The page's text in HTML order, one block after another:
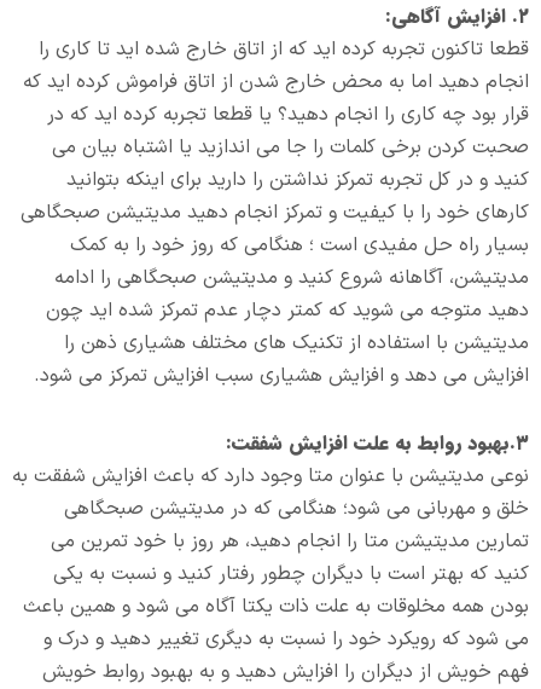
۲. افزایش آگاهی:
قطعا تاکنون تجربه کرده اید که از اتاق خارج شده اید تا کاری را
انجام دهید اما به محض خارج شدن از اتاق فراموش کرده اید که
قرار بود چه کاری را انجام دهید؟ یا قطعا تجربه کرده اید که در
صحبت کردن برخی کلمات را جا می اندازید یا اشتباه بیان می
کنید و در کل تجربه تمرکز نداشتن را دارید برای اینکه بتوانید
کارهای خود را با کیفیت و تمرکز انجام دهید مدیتیشن صبحگاهی
بسیار راه حل مفیدی است ؛ هنگامی که روز خود را به کمک
مدیتیشن، آگاهانه شروع کنید و مدیتیشن صبحگاهی را ادامه
دهید متوجه می شوید که کمتر دچار عدم تمرکز شده اید چون
مدیتیشن با استفاده از تکنیک های مختلف هشیاری ذهن را
افزایش می دهد و افزایش هشیاری سبب افزایش تمرکز می شود.
۳.بهبود روابط به علت افزایش شفقت:
نوعی مدیتیشن با عنوان متا وجود دارد که باعث افزایش شفقت به
خلق و مهربانی می شود؛ هنگامی که در مدیتیشن صبحگاهی
تمارین مدیتیشن متا را انجام دهید، هر روز با خود تمرین می
کنید که بهتر است با دیگران چطور رفتار کنید و نسبت به یکی
بودن همه مخلوقات به علت ذات یکتا آگاه می شود و همین باعث
می شود که رویکرد خود را نسبت به دیگری تغییر دهید و درک و
فهم خویش از دیگران را افزایش دهید و به بهبود روابط خویش